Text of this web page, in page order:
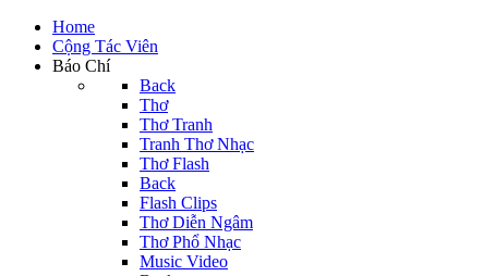
Home
Cộng Tác Viên
Báo Chí
Back
Thơ
Thơ Tranh
Tranh Thơ Nhạc
Thơ Flash
Back
Flash Clips
Thơ Diễn Ngâm
Thơ Phổ Nhạc
Music Video